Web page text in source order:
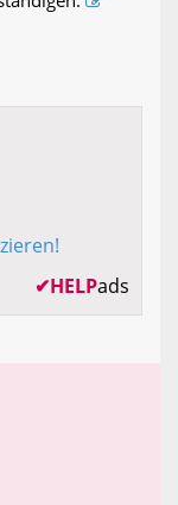
✔HELPads